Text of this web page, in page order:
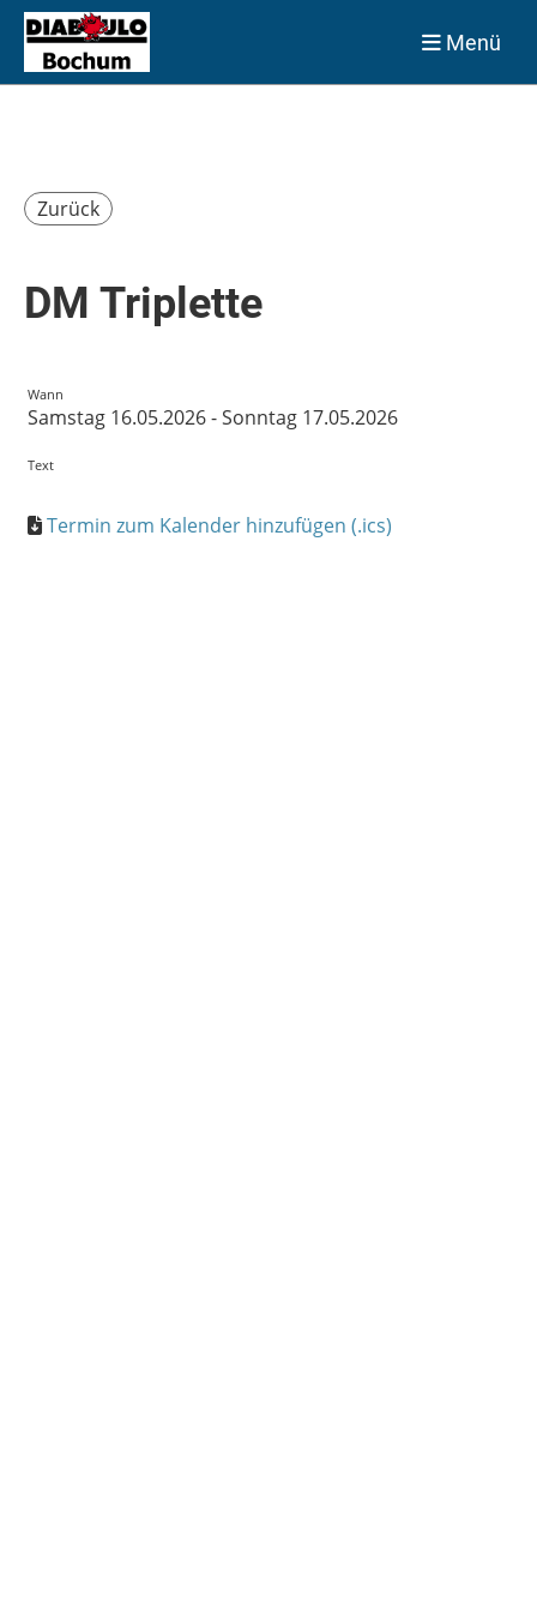
Menü
Zurück
DM Triplette
Wann
Samstag 16.05.2026 - Sonntag 17.05.2026
Text
Termin zum Kalender hinzufügen (.ics)